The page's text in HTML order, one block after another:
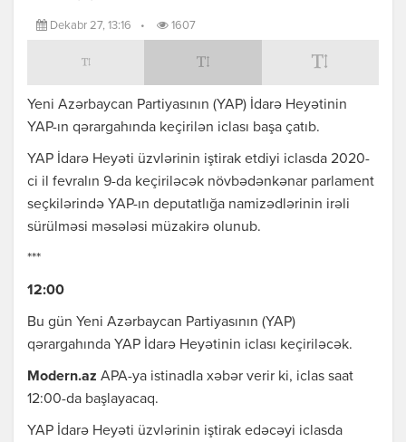
Dekabr 27, 13:16 • 1607
Yeni Azərbaycan Partiyasının (YAP) İdarə Heyətinin
YAP-ın qərargahında keçirilən iclası başa çatıb.
YAP İdarə Heyəti üzvlərinin iştirak etdiyi iclasda 2020-
ci il fevralın 9-da keçiriləcək növbədənkənar parlament
seçkilərində YAP-ın deputatlığa namizədlərinin irəli
sürülməsi məsələsi müzakirə olunub.
***
12:00
Bu gün Yeni Azərbaycan Partiyasının (YAP)
qərargahında YAP İdarə Heyətinin iclası keçiriləcək.
Modern.az APA-ya istinadla xəbər verir ki, iclas saat
12:00-da başlayacaq.
YAP İdarə Heyəti üzvlərinin iştirak edəcəyi iclasda